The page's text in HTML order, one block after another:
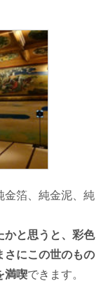
金箔、純金泥、純
かと思うと、彩色
さにこの世のもの
満喫できます。